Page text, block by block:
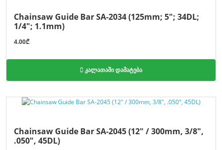
Chainsaw Guide Bar SA-2034 (125mm; 5"; 34DL;
1/4"; 1.1mm)
4.00₾
კალათაში დამატება
Chainsaw Guide Bar SA-2045 (12" / 300mm, 3/8",
.050", 45DL)